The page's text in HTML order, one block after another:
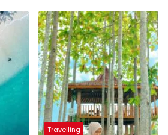
Travelling